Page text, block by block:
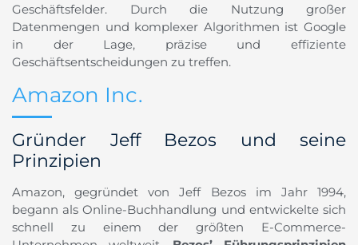
Geschäftsfelder. Durch die Nutzung großer
Datenmengen und komplexer Algorithmen ist Google
in der Lage, präzise und effiziente
Geschäftsentscheidungen zu treffen.
Amazon Inc.
Gründer Jeff Bezos und seine
Prinzipien
Amazon, gegründet von Jeff Bezos im Jahr 1994,
begann als Online-Buchhandlung und entwickelte sich
schnell zu einem der größten E-Commerce-